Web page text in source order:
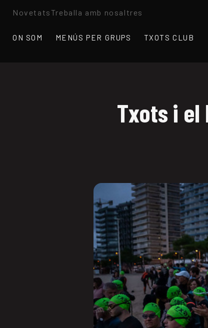
NovetatsTreballa amb nosaltres
ON SOM MENÚS PER GRUPS TXOTS CLUB
Txots i